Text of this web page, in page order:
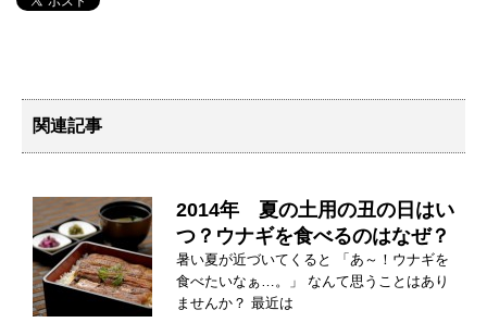
関連記事
2014年 夏の土用の丑の日はい
つ？ウナギを食べるのはなぜ？
暑い夏が近づいてくると 「あ～！ウナギを
食べたいなぁ…。」 なんて思うことはあり
ませんか？ 最近は